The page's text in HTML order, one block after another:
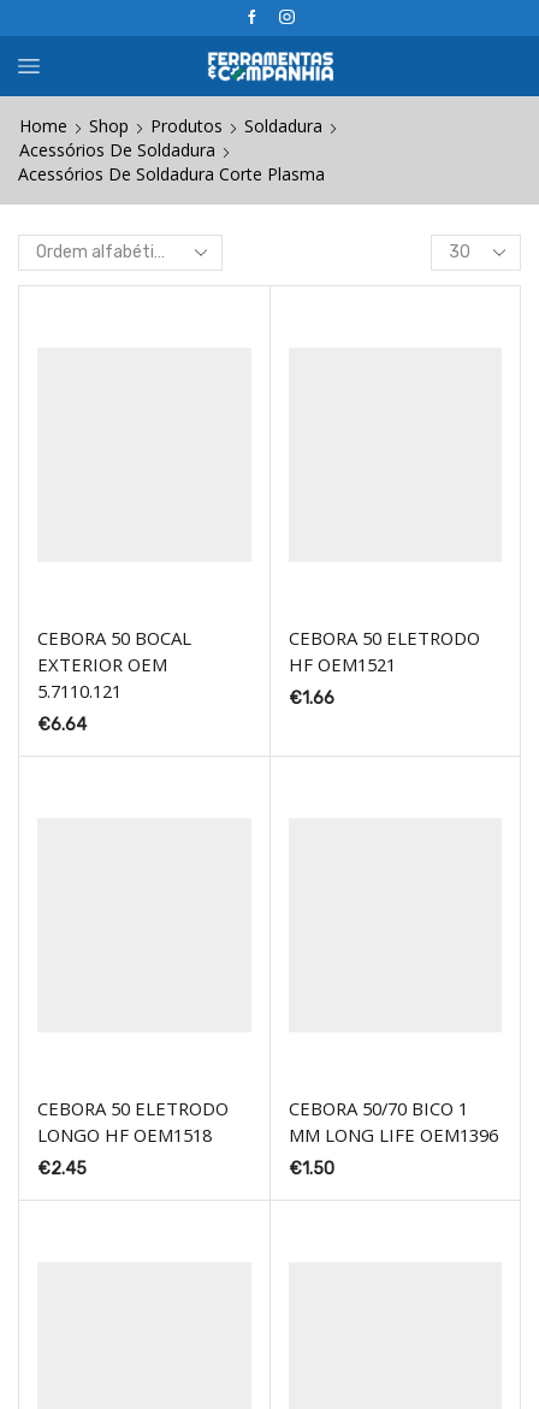
Home Shop Produtos
Soldadura
Acessórios De Soldadura
Acessórios De Soldadura Corte Plasma
Products
per
CEBORA 50 BOCAL
EXTERIOR OEM
5.7110.121
€6.64
CEBORA 50 ELETRODO
HF OEM1521
€1.66
CEBORA 50 ELETRODO
LONGO HF OEM1518
€2.45
CEBORA 50/70 BICO 1
MM LONG LIFE OEM1396
€1.50